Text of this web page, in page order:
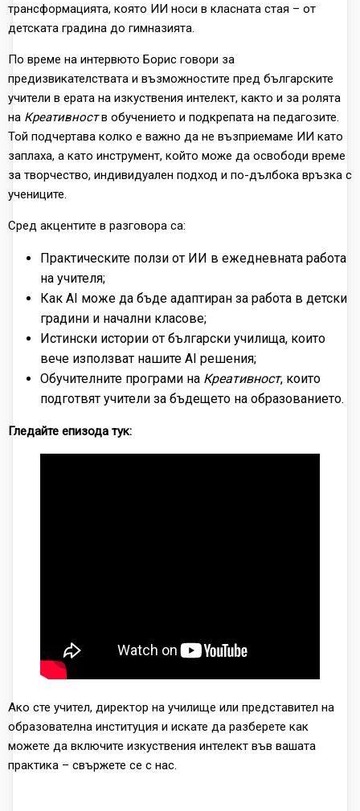
трансформацията, която ИИ носи в класната стая – от
детската градина до гимназията.
По време на интервюто Борис говори за
предизвикателствата и възможностите пред българските
учители в ерата на изкуствения интелект, както и за ролята
на Креативноств обучението и подкрепата на педагозите.
Той подчертава колко е важно да не възприемаме ИИ като
заплаха, а като инструмент, който може да освободи време
за творчество, индивидуален подход и по-дълбока връзка с
учениците.
Сред акцентите в разговора са:
Практическите ползи от ИИ в ежедневната работа
на учителя;
Как AI може да бъде адаптиран за работа в детски
градини и начални класове;
Истински истории от български училища, които
вече използват нашите AI решения;
Обучителните програми на Креативност, които
подготвят учители за бъдещето на образованието.
Гледайте епизода тук:
Ако сте учител, директор на училище или представител на
образователна институция и искате да разберете как
можете да включите изкуствения интелект във вашата
практика – свържете се с нас.